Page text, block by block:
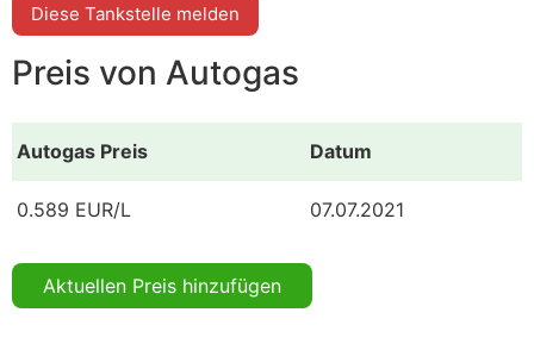
Diese Tankstelle melden
Preis von Autogas
Autogas Preis Datum
0.589 EUR/L 07.07.2021
Aktuellen Preis hinzufügen